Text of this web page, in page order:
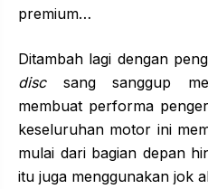
premium…
Ditambah lagi dengan
discsang sanggup
membuat performa
keseluruhan motor ini
mulai dari bagian depan
itu juga menggunakan jok